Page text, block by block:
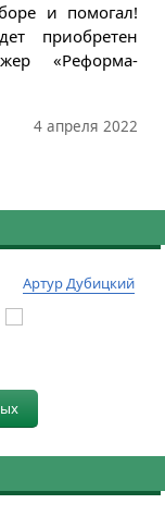
и помогал!
приобретен
«Реформа-
4 апреля 2022
Артур Дубицкий